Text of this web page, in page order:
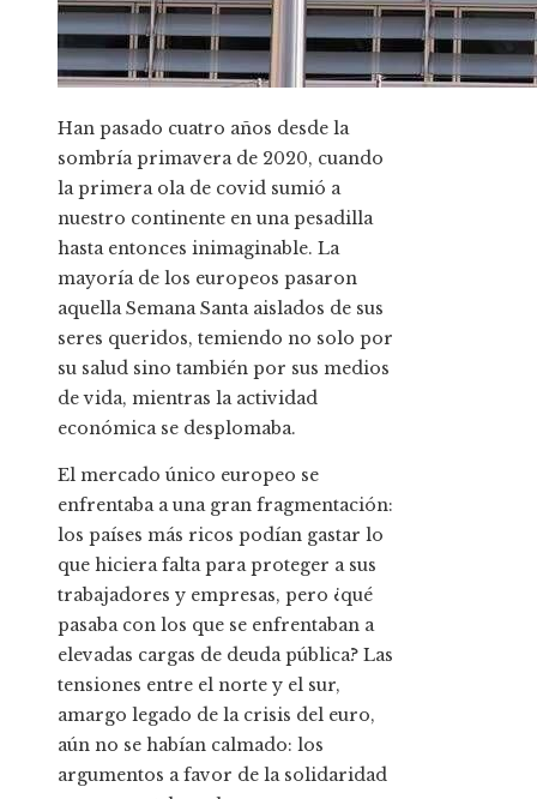
Han pasado cuatro años desde la
sombría primavera de 2020, cuando
la primera ola de covid sumió a
nuestro continente en una pesadilla
hasta entonces inimaginable. La
mayoría de los europeos pasaron
aquella Semana Santa aislados de sus
seres queridos, temiendo no solo por
su salud sino también por sus medios
de vida, mientras la actividad
económica se desplomaba.
El mercado único europeo se
enfrentaba a una gran fragmentación:
los países más ricos podían gastar lo
que hiciera falta para proteger a sus
trabajadores y empresas, pero ¿qué
pasaba con los que se enfrentaban a
elevadas cargas de deuda pública? Las
tensiones entre el norte y el sur,
amargo legado de la crisis del euro,
aún no se habían calmado: los
argumentos a favor de la solidaridad